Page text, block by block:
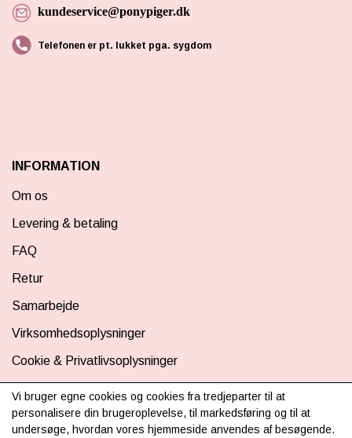
kundeservice@ponypiger.dk
Telefonen er pt. lukket pga. sygdom
INFORMATION
Om os
Levering & betaling
FAQ
Retur
Samarbejde
Virksomhedsoplysninger
Cookie & Privatlivsoplysninger
Tilmeld nyhedsbrev
Vi bruger egne cookies og cookies fra tredjeparter til at
personalisere din brugeroplevelse, til markedsføring og til at
undersøge, hvordan vores hjemmeside anvendes af besøgende.